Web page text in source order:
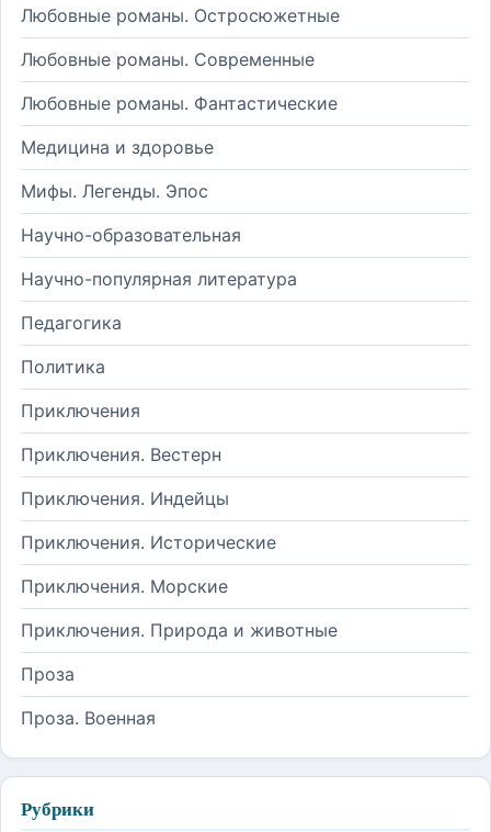
Любовные романы. Остросюжетные
Любовные романы. Современные
Любовные романы. Фантастические
Медицина и здоровье
Мифы. Легенды. Эпос
Научно-образовательная
Научно-популярная литература
Педагогика
Политика
Приключения
Приключения. Вестерн
Приключения. Индейцы
Приключения. Исторические
Приключения. Морские
Приключения. Природа и животные
Проза
Проза. Военная
Рубрики